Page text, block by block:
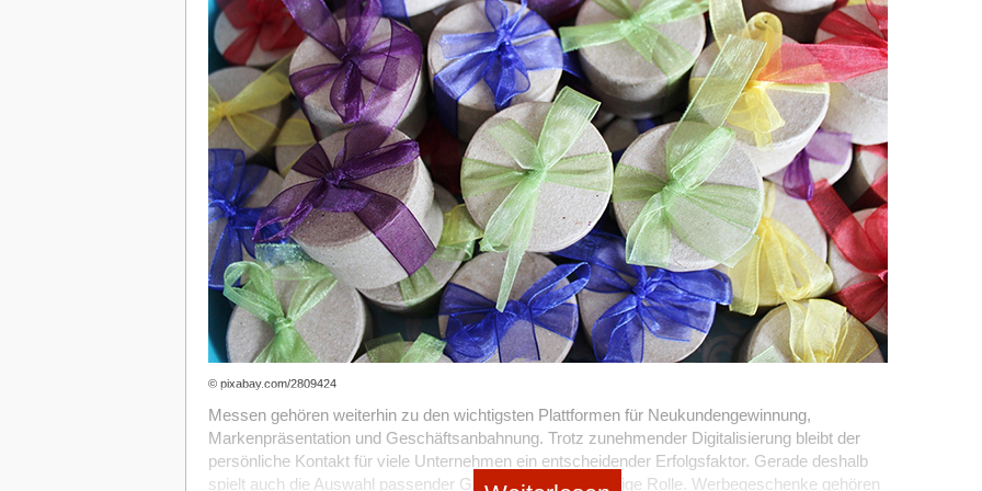
der Optimierungs-To-Dos! Nach einer Auswertung verlassen über 40 Prozent der Nutzer die Seite,
wenn sie länger als 3 Sekunden benötigt, um vollständig geladen zu sein. Eine langsame
Webseite kann also ein großes Problem werden und bares Geld kosten. Um zu überprüfen, wie
schnell deine Webseite lädt, empfehle ich dir das Pingdom-Tool.
Öffne das Tool und gib die URL ein. Beim Serverstandort solltest du einen Server wählen, der am
nächsten an deiner aktuellen Position ist. Für Deutschland wäre das der schwedische Server.
Anschließend erhältst du eine kostenlose Analyse und siehst, wie lange deine Webseite zum
Laden benötigt hat. Diese Zeit sollte nicht länger als 2 bis 3 Sekunden sein. Ist deine Ladezeit zu
hoch, kannst du Folgendes tun:
das Caching deiner Seite aktivieren
Werbung vermeiden
CSS und Javascript verkleinern
Bilder erst später laden lassen (Lazy Load)
einen guten Hosting-Anbieter nutzen
lässt sich die Seite ohne erweitertes technisches Wissen oder Programmierkenntnisse ganz
einfach beschleunigen. Aber auch von Google selbst gibt es ein sehr bekanntes Tool, das deine
mobile Webseitenversion überprüft und technisch sehr gut einschätzt. Bei Google Insights kannst
© pixabay.com/2809424
Messen gehören weiterhin zu den wichtigsten Plattformen für Neukundengewinnung,
Markenpräsentation und Geschäftsanbahnung. Trotz zunehmender Digitalisierung bleibt der
persönliche Kontakt für viele Unternehmen ein entscheidender Erfolgsfaktor. Gerade deshalb
spielt auch die Auswahl passender Give-aways eine wichtige Rolle. Werbegeschenke gehören